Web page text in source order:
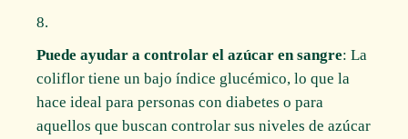
Puede ayudar a controlar el azúcar en sangre: La
coliflor tiene un bajo índice glucémico, lo que la
hace ideal para personas con diabetes o para
aquellos que buscan controlar sus niveles de azúcar